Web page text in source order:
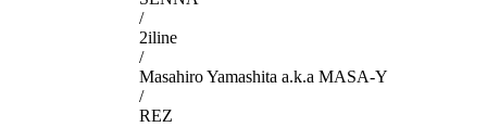
/
2iline
/
Masahiro Yamashita a.k.a MASA-Y
/
REZ